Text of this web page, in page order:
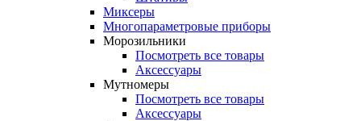
Миксеры
Многопараметровые приборы
Морозильники
Посмотреть все товары
Аксессуары
Мутномеры
Посмотреть все товары
Аксессуары